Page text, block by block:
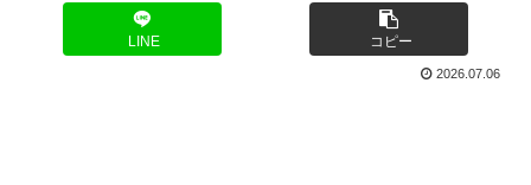
LINE コピー
2026.07.06